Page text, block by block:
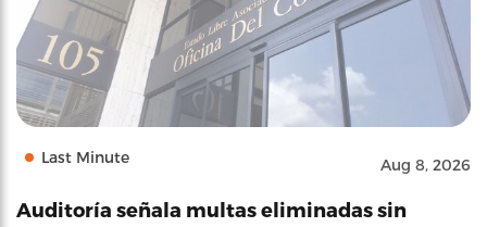
Last Minute Aug 8, 2026
Auditoría señala multas eliminadas sin